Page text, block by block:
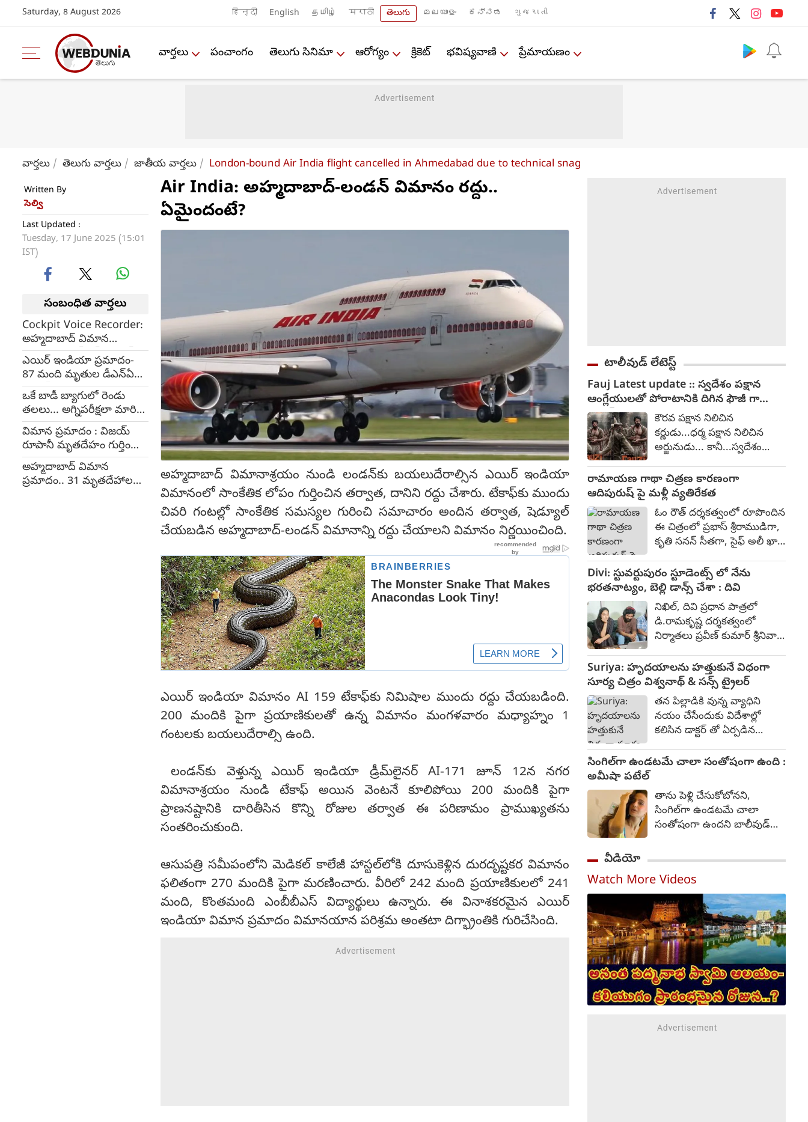
Saturday, 8 August 2026 हिन्दी English தமிழ் मराठी తెలుగు മലയാളം ಕನ್ನಡ ગુજરાતી
వార్తలు పంచాంగం తెలుగు సినిమా ఆరోగ్యం క్రికెట్ భవిష్యవాణి ప్రేమాయణం
వార్తలు తెలుగు వార్తలు జాతీయ వార్తలు London-bound Air India flight cancelled in Ahmedabad due to technical snag
Written By
సెల్వి
Last Updated :
Tuesday, 17 June 2025 (15:01
IST)
సంబంధిత వార్తలు
Cockpit Voice Recorder:
అహ్మదాబాద్ విమాన
ప్రమాదం.. కాక్‌పిట్ వాయిస్
రికార్డర్ రికవరీ
ఎయిర్ ఇండియా ప్రమాదం-
87 మంది మృతుల డీఎన్ఏ
మ్యాచ్ అయ్యాయి..
ఒకే బాడీ బ్యాగులో రెండు
తలలు... అగ్నిపరీక్షలా మారిన
మృతుల గుర్తింపు!
విమాన ప్రమాదం : విజయ్
రూపానీ మృతదేహం గుర్తింపు -
అప్పగింత
అహ్మదాబాద్ విమాన
ప్రమాదం.. 31 మృతదేహాల
Air India: అహ్మదాబాద్-లండన్ విమానం రద్దు..
ఏమైందంటే?
అహ్మదాబాద్ విమానాశ్రయం నుండి లండన్‌కు బయలుదేరాల్సిన ఎయిర్ ఇండియా
విమానంలో సాంకేతిక లోపం గుర్తించిన తర్వాత, దానిని రద్దు చేశారు. టేకాఫ్‌కు ముందు
చివరి గంటల్లో సాంకేతిక సమస్యల గురించి సమాచారం అందిన తర్వాత, షెడ్యూల్
చేయబడిన అహ్మదాబాద్-లండన్ విమానాన్ని రద్దు చేయాలని విమానం నిర్ణయించింది.
ఎయిర్ ఇండియా విమానం AI 159 టేకాఫ్‌కు నిమిషాల ముందు రద్దు చేయబడింది.
200 మందికి పైగా ప్రయాణికులతో ఉన్న విమానం మంగళవారం మధ్యాహ్నం 1
గంటలకు బయలుదేరాల్సి ఉంది.
లండన్‌కు వెళ్తున్న ఎయిర్ ఇండియా డ్రీమ్‌లైనర్ AI-171 జూన్ 12న నగర
విమానాశ్రయం నుండి టేకాఫ్ అయిన వెంటనే కూలిపోయి 200 మందికి పైగా
ప్రాణనష్టానికి దారితీసిన కొన్ని రోజుల తర్వాత ఈ పరిణామం ప్రాముఖ్యతను
సంతరించుకుంది.
ఆసుపత్రి సమీపంలోని మెడికల్ కాలేజీ హాస్టల్‌లోకి దూసుకెళ్లిన దురదృష్టకర విమానం
ఫలితంగా 270 మందికి పైగా మరణించారు. వీరిలో 242 మంది ప్రయాణికులలో 241
మంది, కొంతమంది ఎంబీబీఎస్ విద్యార్థులు ఉన్నారు. ఈ వినాశకరమైన ఎయిర్
ఇండియా విమాన ప్రమాదం విమానయాన పరిశ్రమ అంతటా దిగ్భ్రాంతికి గురిచేసింది.
టాలీవుడ్ లేటెస్ట్
Fauj Latest update :: స్వదేశం పక్షాన
ఆంగ్లేయులతో పోరాటానికి దిగిన ఫౌజీ గా
ప్రభాస్
కౌరవ పక్షాన నిలిచిన
కర్ణుడు...ధర్మ పక్షాన నిలిచిన
అర్జునుడు... కానీ...స్వదేశం
ప్రభాస్ నటిస్తున్న ఫౌజీ చిత్రంపై
ఆసక్తికరమైన పోస్ట్ ను సోషల్
మీడియాలో ప్రభాస్ టీమ్ విడుదల
చేసింది. ఆంగ్లేయుల కాలం నాటి
గాధగా ఈ చిత్రం రూపొందుతోంది.
దేవాలయం ప్రవేశానికి వారు
అడ్డంకిగా వుండడంతో వారిని
ఎదురొడ్డి ప్రజల పక్షాన నిలిచిన
ఫౌజీ గా ప్రభాస్ పై పోరాట
సన్నివేశాలు నిన్ననే
ప్రారంభమయ్యాయి.
రామాయణ గాథా చిత్రణ కారణంగా
ఆదిపురుష్ పై మళ్లీ వ్యతిరేకత
ఓం రౌత్ దర్శకత్వంలో రూపొందిన
ఈ చిత్రంలో ప్రభాస్ శ్రీరాముడిగా,
కృతి సనన్ సీతగా, సైఫ్ అలీ ఖాన్
హనుమంతుడిగా నటించారు.
500-700 కోట్ల భారీ బడ్జెట్‌తో
2023 జూన్ 16న విడుదలైన ఈ
చిత్రం, బాక్సాఫీస్ వద్ద సుమారు
393 కోట్ల రూపాయల వసూళ్లను
మాత్రమే సాధించింది.
Divi: స్టువర్టుపురం స్టూడెంట్స్ లో నేను
భరతనాట్యం, బెల్లి డాన్స్ చేశా : దివి
నిఖిల్, దివి ప్రధాన పాత్రలో
డి.రామకృష్ణ దర్శకత్వంలో
నిర్మాతలు ప్రవీణ్ కుమార్ శ్రీనివాస్
ఎంటర్టైనర్ "స్టువర్టుపురం
స్టూడెంట్స్." 80% షూటింగ్ పూర్తి
చేసుకున్న ఈ చిత్రం ప్రస్తుతం పోస్ట్
ప్రొడక్షన్ కార్యక్రమాలు
జరుపుకుంటుంది. కాగా ఈ చిత్ర
ట్రైలర్ ను ప్రముఖ దర్శకులు
వేణు ఉడుగుల లాంచ్ చేశారు.
ట్రైలర్ తో పాటు ఆయన
Suriya: హృదయాలను హత్తుకునే విధంగా
సూర్య చిత్రం విశ్వనాథ్ & సన్స్ ట్రైలర్
తన పిల్లాడికి వున్న వ్యాధిని
నయం చేసేందుకు విదేశాల్లో
కలిసిన డాక్టర్ తో ఏర్పడిన
దారితీసిందనే పాయింట్ తో
సన్స్ ట్రైలర్ విశదీకరిస్తుంది.
నేడేట్రైలర్ విడుదలైంది. తొలి
ఫ్రేమ్ నుంచే ఆహ్లాదకరమైన,
భావోద్వేగభరితమైన,
చిత్రంగా ఈ సినిమా ప్రేక్షకులను
ఆకట్టుకుంటుందని ట్రైలర్
వెంకీ అట్లూరి దర్శకుడు.
సూర్యదేవర నాగవంశీ, సాయి
సౌజన్య నిర్మించారు.
సింగిల్‌గా ఉండటమే చాలా సంతోషంగా ఉంది :
అమీషా పటేల్
తాను పెళ్లి చేసుకోబోనని,
సింగిల్‌గా ఉండటమే చాలా
సంతోషంగా ఉందని బాలీవుడ్
తాను సింగిల్‌గా ఉండటమే
ఇష్టంగా ఉందని చెప్పారు.
వీడియో
Watch More Videos